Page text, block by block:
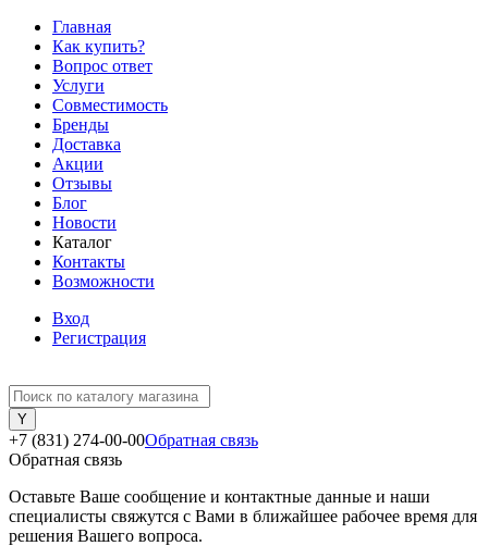
Главная
Как купить?
Вопрос ответ
Услуги
Совместимость
Бренды
Доставка
Акции
Отзывы
Блог
Новости
Каталог
Контакты
Возможности
Вход
Регистрация
+7 (831) 274-00-00Обратная связь
Обратная связь
Оставьте Ваше сообщение и контактные данные и наши
специалисты свяжутся с Вами в ближайшее рабочее время для
решения Вашего вопроса.